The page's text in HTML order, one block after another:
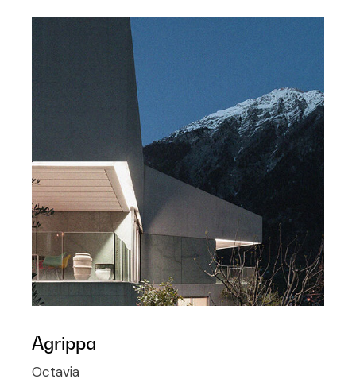
Agrippa
Octavia